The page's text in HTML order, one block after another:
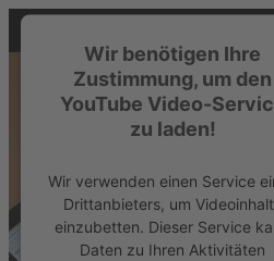
Wir benötigen Ihre
Zustimmung, um den
YouTube Video-
zu laden!
Wir verwenden einen Service
Drittanbieters, um
einzubetten. Dieser Service
Daten zu Ihren Aktivitäten